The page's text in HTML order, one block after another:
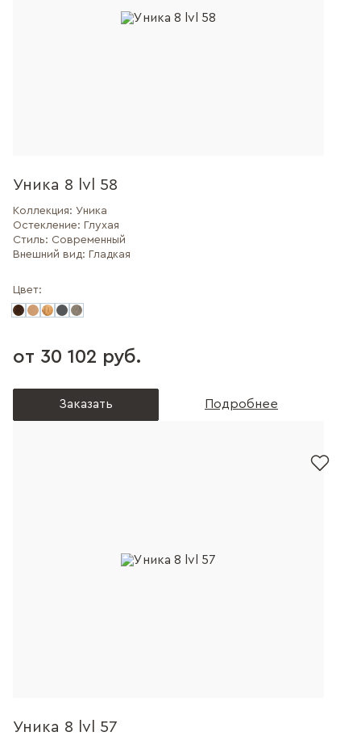
Уника 8 lvl 58
Коллекция: Уника
Остекление: Глухая
Стиль: Современный
Внешний вид: Гладкая
Цвет:
от 30 102 руб.
Заказать Подробнее
Уника 8 lvl 57